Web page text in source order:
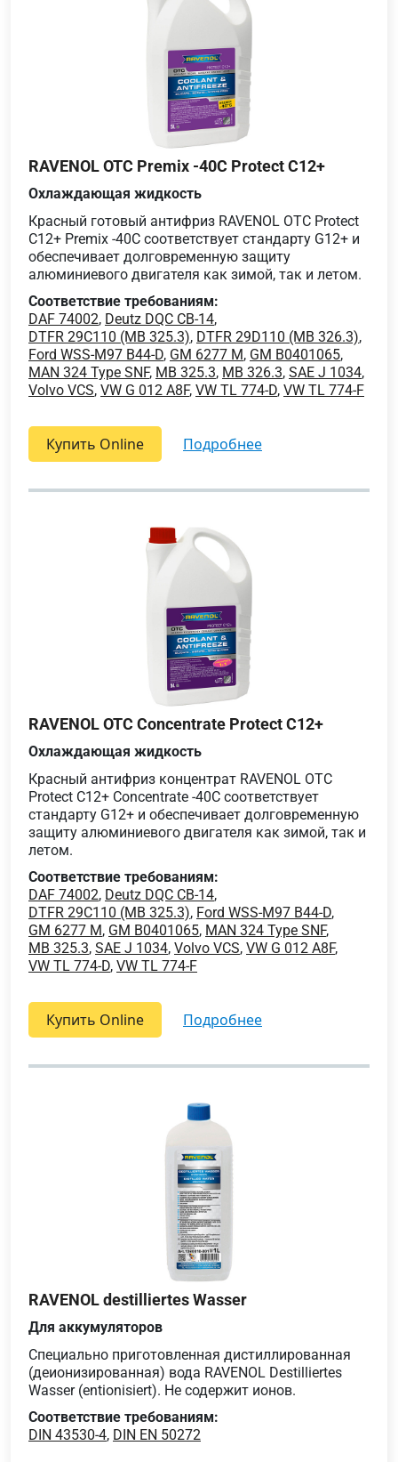
RAVENOL OTC Premix -40C Protect C12+
Охлаждающая жидкость
Красный готовый антифриз RAVENOL OTC Protect
C12+ Premix -40C соответствует стандарту G12+ и
обеспечивает долговременную защиту
алюминиевого двигателя как зимой, так и летом.
Соответствие требованиям:
DAF 74002, Deutz DQC CB-14,
DTFR 29C110 (MB 325.3), DTFR 29D110 (MB 326.3),
Ford WSS-M97 B44-D, GM 6277 M, GM B0401065,
MAN 324 Type SNF, MB 325.3, MB 326.3, SAE J 1034,
Volvo VCS, VW G 012 A8F, VW TL 774-D, VW TL 774-F
Купить Online подробнее
RAVENOL OTC Concentrate Protect C12+
Охлаждающая жидкость
Красный антифриз концентрат RAVENOL OTC
Protect C12+ Concentrate -40C соответствует
стандарту G12+ и обеспечивает долговременную
защиту алюминиевого двигателя как зимой, так и
летом.
Соответствие требованиям:
DAF 74002, Deutz DQC CB-14,
DTFR 29C110 (MB 325.3), Ford WSS-M97 B44-D,
GM 6277 M, GM B0401065, MAN 324 Type SNF,
MB 325.3, SAE J 1034, Volvo VCS, VW G 012 A8F,
VW TL 774-D, VW TL 774-F
Купить Online подробнее
RAVENOL destilliertes Wasser
Для аккумуляторов
Специально приготовленная дистиллированная
(деионизированная) вода RAVENOL Destilliertes
Wasser (entionisiert). Не содержит ионов.
Соответствие требованиям:
DIN 43530-4, DIN EN 50272